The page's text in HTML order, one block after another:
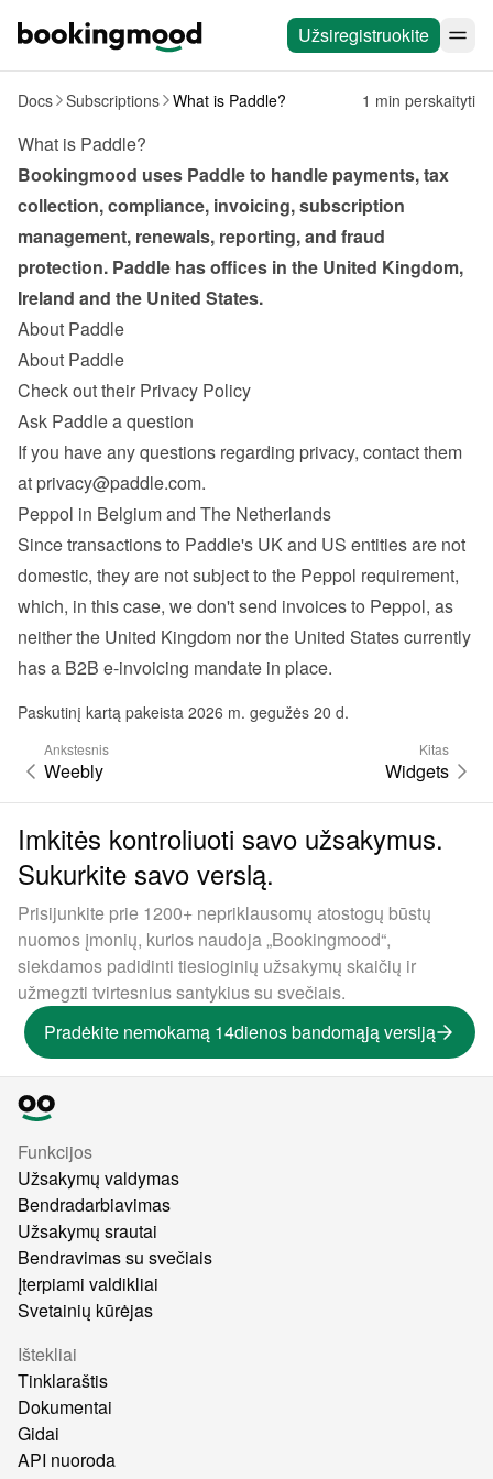
Užsiregistruokite
Docs Subscriptions What is Paddle? 1 min perskaityti
What is Paddle?
Bookingmood uses Paddle to handle payments, tax
collection, compliance, invoicing, subscription
management, renewals, reporting, and fraud
protection. Paddle has offices in the United Kingdom,
Ireland and the United States.
About Paddle
About Paddle
Check out their Privacy Policy
Ask Paddle a question
If you have any questions regarding privacy, contact them
at privacy@paddle.com.
Peppol in Belgium and The Netherlands
Since transactions to Paddle's UK and US entities are not
domestic, they are not subject to the Peppol requirement,
which, in this case, we don't send invoices to Peppol, as
neither the United Kingdom nor the United States currently
has a B2B e-invoicing mandate in place.
Paskutinį kartą pakeista 2026 m. gegužės 20 d.
Ankstesnis
Weebly
Kitas
Widgets
Imkitės kontroliuoti savo užsakymus.
Sukurkite savo verslą.
Prisijunkite prie 1200+ nepriklausomų atostogų būstų
nuomos įmonių, kurios naudoja „Bookingmood“,
siekdamos padidinti tiesioginių užsakymų skaičių ir
užmegzti tvirtesnius santykius su svečiais.
Pradėkite nemokamą 14dienos bandomąją versiją
Funkcijos
Užsakymų valdymas
Bendradarbiavimas
Užsakymų srautai
Bendravimas su svečiais
Įterpiami valdikliai
Svetainių kūrėjas
Ištekliai
Tinklaraštis
Dokumentai
Gidai
API nuoroda